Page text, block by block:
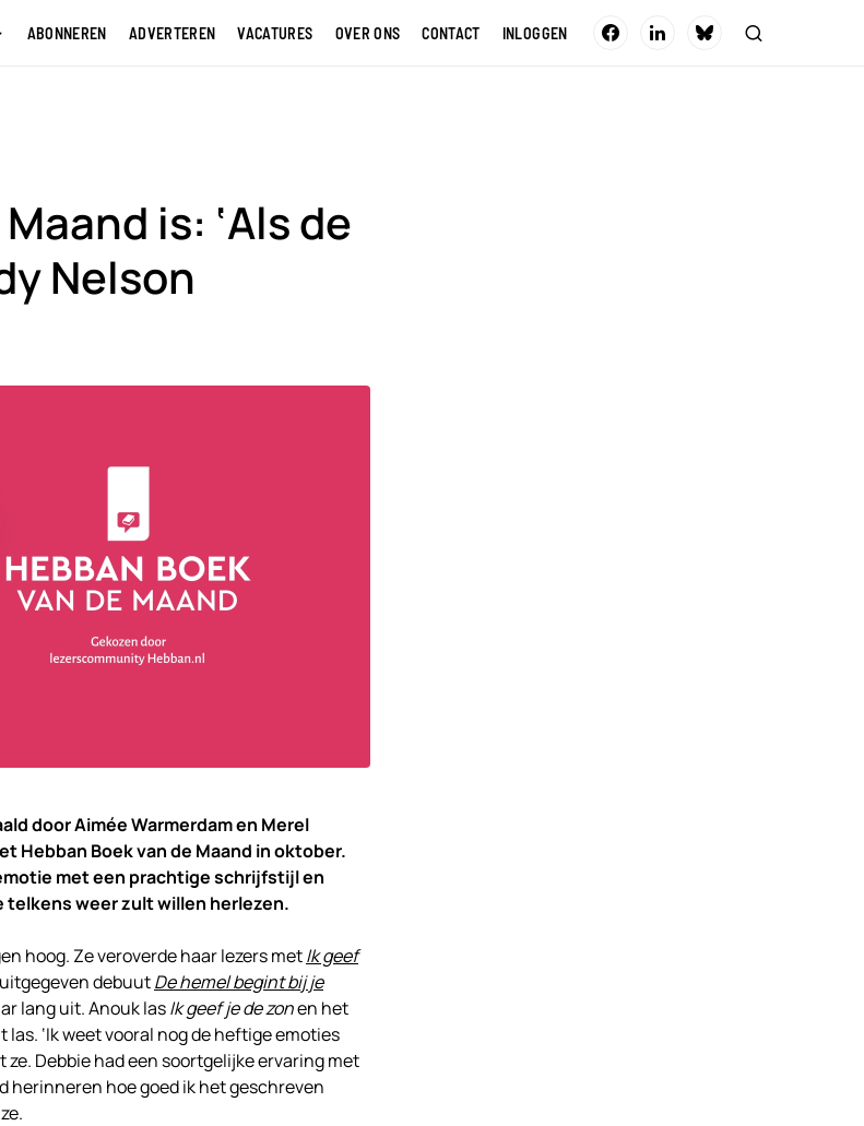
ABONNEREN ADVERTEREN VACATURES OVER ONS CONTACT INLOGGEN
is: ‘Als de
Nelson
door Aimée Warmerdam en Merel
Hebban Boek van de Maand in oktober.
met een prachtige schrijfstijl en
weer zult willen herlezen.
hoog. Ze veroverde haar lezers metIk geef
debuutDe hemel begint bij je
lang uit. Anouk lasIk geef je de zonen het
‘Ik weet vooral nog de heftige emoties
ze. Debbie had een soortgelijke ervaring met
herinneren hoe goed ik het geschreven